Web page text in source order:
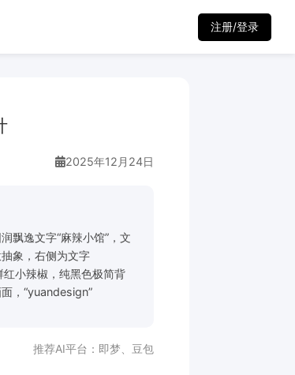
注册/登录
2025年12月24日
飘逸文字“麻辣小馆”，文
象，右侧为文字
小辣椒，纯黑色极简背
，“yuandesign”
推荐AI平台： 即梦 豆包